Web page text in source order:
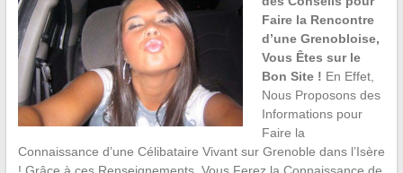
Faire la Rencontre
d’une Grenobloise,
Vous Êtes sur le
Bon Site ! En Effet,
Nous Proposons des
Informations pour
Faire la
Connaissance d’une Célibataire Vivant sur Grenoble dans l’Isère